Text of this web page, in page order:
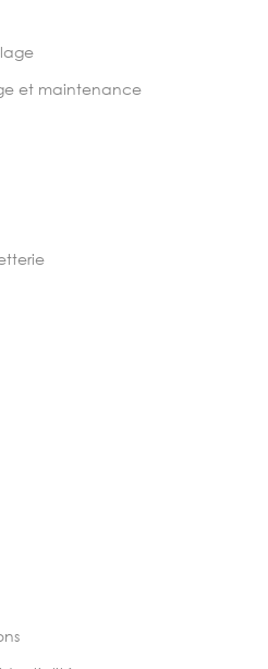
et maintenance